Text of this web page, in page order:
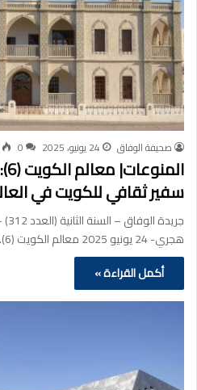
صحيفة الوفاق 24 يونيو، 2025 0
سفير ثقافي للكويت في
هجري- 24 يونيو 2025 معالم الكويت (6)…
أكمل القراءة »